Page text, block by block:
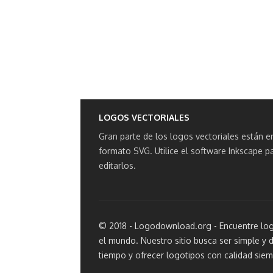
LOGOS VECTORIALES
Gran parte de los logos vectoriales están
formato SVG. Utilice el software Inkscape
editarlos.
© 2018 - Logodownload.org - Encuentre
el mundo. Nuestro sitio busca ser simple y
tiempo y ofrecer logotipos con calidad